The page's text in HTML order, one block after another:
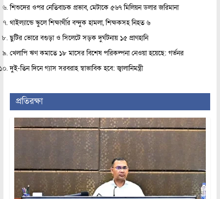
শিশুদের ওপর নেতিবাচক প্রভাব, মেটাকে ৫৬৭ মিলিয়ন ডলার জরিমানা
থাইল্যান্ডে স্কুলে শিক্ষার্থীর বন্দুক হামলা, শিক্ষকসহ নিহত ৬
ছুটির ভোরে বগুড়া ও সিলেটে সড়ক দুর্ঘটনায় ১৫ প্রাণহানি
খেলাপি ঋণ কমাতে ১৮ মাসের বিশেষ পরিকল্পনা নেওয়া হয়েছে: গর্ভনর
দুই-তিন দিনে গ্যাস সরবরাহ স্বাভাবিক হবে: জ্বালানিমন্ত্রী
প্রতিরক্ষা